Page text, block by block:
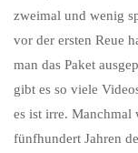
zweimal und wenig
vor der ersten Reue
man das Paket
gibt es so viele
es ist irre. Manchmal
fünfhundert Jahren